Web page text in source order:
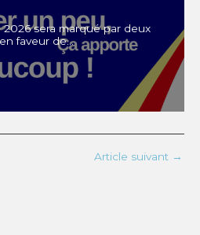
sera marqué par deux
faveur de…
Article suivant →